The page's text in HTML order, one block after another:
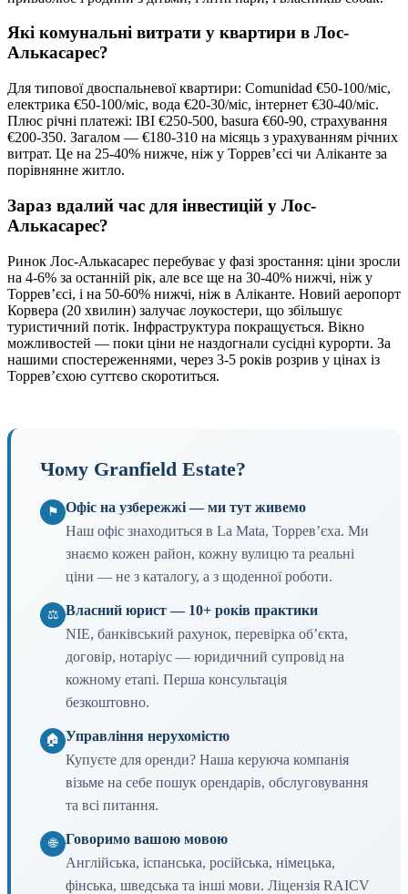
Які комунальні витрати у квартири в Лос-
Алькасарес?
Для типової двоспальневої квартири: Comunidad €50-100/міс,
електрика €50-100/міс, вода €20-30/міс, інтернет €30-40/міс.
Плюс річні платежі: IBI €250-500, basura €60-90, страхування
€200-350. Загалом — €180-310 на місяць з урахуванням річних
витрат. Це на 25-40% нижче, ніж у Торревʼєсі чи Аліканте за
порівнянне житло.
Зараз вдалий час для інвестицій у Лос-
Алькасарес?
Ринок Лос-Алькасарес перебуває у фазі зростання: ціни зросли
на 4-6% за останній рік, але все ще на 30-40% нижчі, ніж у
Торревʼєсі, і на 50-60% нижчі, ніж в Аліканте. Новий аеропорт
Корвера (20 хвилин) залучає лоукостери, що збільшує
туристичний потік. Інфраструктура покращується. Вікно
можливостей — поки ціни не наздогнали сусідні курорти. За
нашими спостереженнями, через 3-5 років розрив у цінах із
Торревʼєхою суттєво скоротиться.
Чому Granfield Estate?
⚑ Офіс на узбережжі — ми тут живемо
Наш офіс знаходиться в La Mata, Торревʼєха. Ми
знаємо кожен район, кожну вулицю та реальні
ціни — не з каталогу, а з щоденної роботи.
⚖ Власний юрист — 10+ років практики
NIE, банківський рахунок, перевірка обʼєкта,
договір, нотаріус — юридичний супровід на
кожному етапі. Перша консультація
безкоштовно.
🏠 Управління нерухомістю
Купуєте для оренди? Наша керуюча компанія
візьме на себе пошук орендарів, обслуговування
та всі питання.
🌐
Говоримо вашою мовою
Англійська, іспанська, російська, німецька,
фінська, шведська та інші мови. Ліцензія RAICV